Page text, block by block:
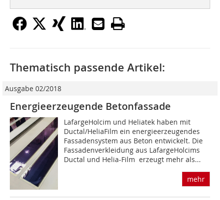
Thematisch passende Artikel:
Ausgabe 02/2018
Energieerzeugende Betonfassade
LafargeHolcim und Heliatek haben mit
Ductal/HeliaFilm ein energieerzeugendes
Fassadensystem aus Beton entwickelt. Die
Fassadenverkleidung aus LafargeHolcims
Ductal und Helia-Film erzeugt mehr als...
mehr